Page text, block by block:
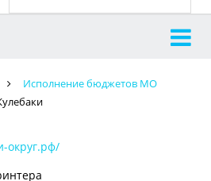
Исполнение бюджетов МО
округ.рф/